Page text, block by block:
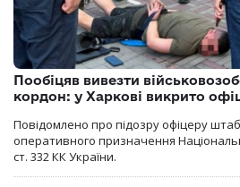
Пообіцяв вивезти
кордон: у Харкові викрито
Повідомлено про підозру офіцеру
оперативного призначення
ст. 332 КК України.